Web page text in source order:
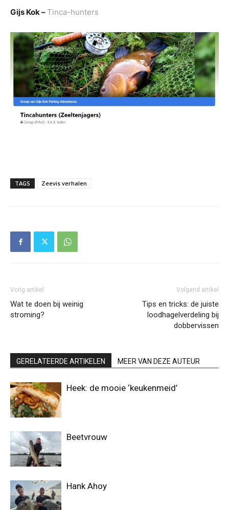
Gijs Kok –Tinca-hunters
TAGS Zeevis verhalen
Vorig artikel
Wat te doen bij weinig
stroming?
Volgend artikel
Tips en tricks: de juiste
loodhagelverdeling bij
dobbervissen
GERELATEERDE ARTIKELEN MEER VAN DEZE AUTEUR
Heek: de mooie ‘keukenmeid’
Beetvrouw
Hank Ahoy